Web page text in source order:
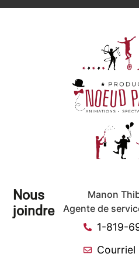
Nous
joindre
Manon
Agente de
1-819-
Courriel